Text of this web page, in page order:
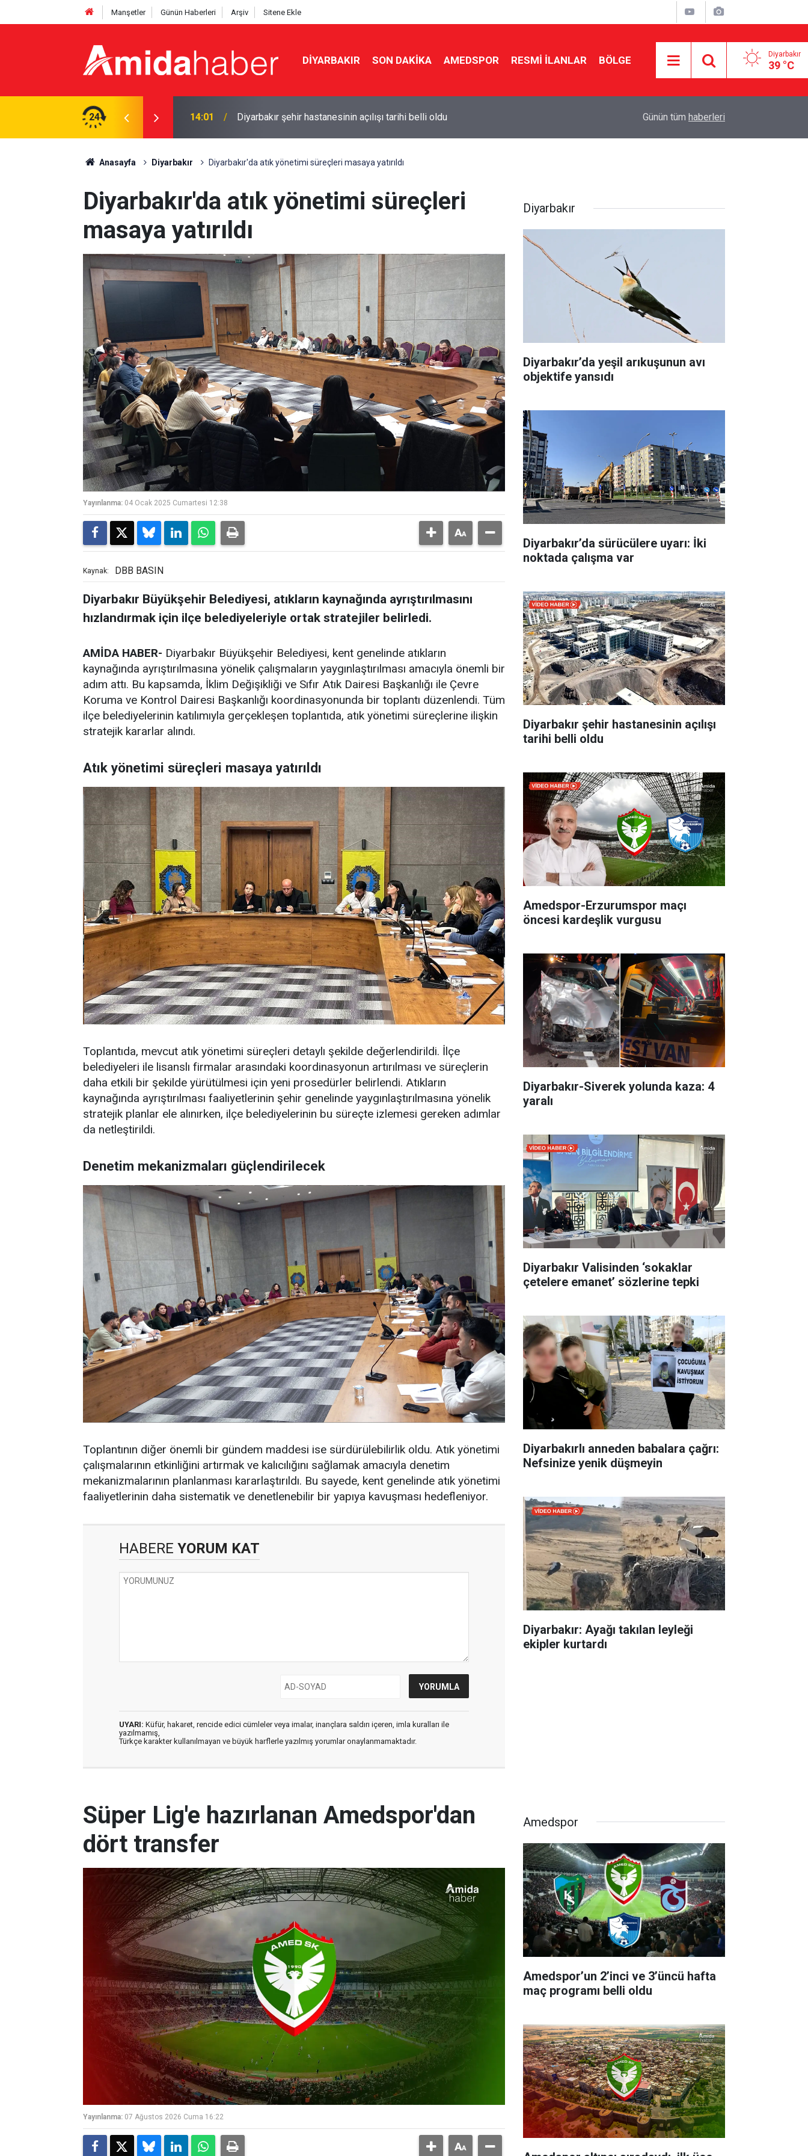
Manşetler Günün Haberleri Arşiv Sitene Ekle
DIYARBAKIR SON DAKIKA AMEDSPOR RESMI İLANLAR BÖLGE Diyarbakır
39 °C
24 13:46 İndirim geldi, pompaya yansımadı: Yeni zam bu gece Amedspor-Erzurumspor maçı öncesi kardeşlik
Günün tüm haberleri
Anasayfa Diyarbakır Diyarbakır'da atık yönetimi süreçleri masaya yatırıldı
Diyarbakır'da atık yönetimi süreçleri
masaya yatırıldı
Yayınlanma: 04 Ocak 2025 Cumartesi 12:38
Kaynak: DBB BASIN
Diyarbakır Büyükşehir Belediyesi, atıkların kaynağında ayrıştırılmasını
hızlandırmak için ilçe belediyeleriyle ortak stratejiler belirledi.
AMİDA HABER- Diyarbakır Büyükşehir Belediyesi, kent genelinde atıkların
kaynağında ayrıştırılmasına yönelik çalışmaların yaygınlaştırılması amacıyla önemli bir
adım attı. Bu kapsamda, İklim Değişikliği ve Sıfır Atık Dairesi Başkanlığı ile Çevre
Koruma ve Kontrol Dairesi Başkanlığı koordinasyonunda bir toplantı düzenlendi. Tüm
ilçe belediyelerinin katılımıyla gerçekleşen toplantıda, atık yönetimi süreçlerine ilişkin
stratejik kararlar alındı.
Atık yönetimi süreçleri masaya yatırıldı
Toplantıda, mevcut atık yönetimi süreçleri detaylı şekilde değerlendirildi. İlçe
belediyeleri ile lisanslı firmalar arasındaki koordinasyonun artırılması ve süreçlerin
daha etkili bir şekilde yürütülmesi için yeni prosedürler belirlendi. Atıkların
kaynağında ayrıştırılması faaliyetlerinin şehir genelinde yaygınlaştırılmasına yönelik
stratejik planlar ele alınırken, ilçe belediyelerinin bu süreçte izlemesi gereken adımlar
da netleştirildi.
Denetim mekanizmaları güçlendirilecek
Toplantının diğer önemli bir gündem maddesi ise sürdürülebilirlik oldu. Atık yönetimi
çalışmalarının etkinliğini artırmak ve kalıcılığını sağlamak amacıyla denetim
mekanizmalarının planlanması kararlaştırıldı. Bu sayede, kent genelinde atık yönetimi
faaliyetlerinin daha sistematik ve denetlenebilir bir yapıya kavuşması hedefleniyor.
HABERE YORUM KAT
UYARI: Küfür, hakaret, rencide edici cümleler veya imalar, inançlara saldırı içeren, imla kuralları ile
yazılmamış,
Türkçe karakter kullanılmayan ve büyük harflerle yazılmış yorumlar onaylanmamaktadır.
Diyarbakır
Diyarbakır’da yeşil arıkuşunun avı
objektife yansıdı
Diyarbakır’da sürücülere uyarı: İki
noktada çalışma var
Diyarbakır şehir hastanesinin açılışı
tarihi belli oldu
Amedspor-Erzurumspor maçı
öncesi kardeşlik vurgusu
Diyarbakır-Siverek yolunda kaza: 4
yaralı
Diyarbakır Valisinden ‘sokaklar
çetelere emanet’ sözlerine tepki
Diyarbakırlı anneden babalara çağrı:
Nefsinize yenik düşmeyin
Diyarbakır: Ayağı takılan leyleği
ekipler kurtardı
Süper Lig'e hazırlanan Amedspor'dan
dört transfer
Yayınlanma: 07 Ağustos 2026 Cuma 16:22
Amedspor
Amedspor’un 2’inci ve 3’üncü hafta
maç programı belli oldu